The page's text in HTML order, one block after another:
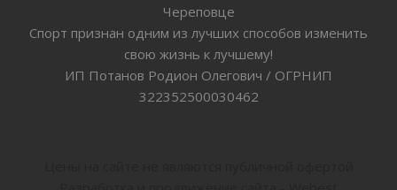
Череповце
Спорт признан одним из лучших способов изменить
свою жизнь к лучшему!
ИП Потанов Родион Олегович / ОГРНИП
322352500030462